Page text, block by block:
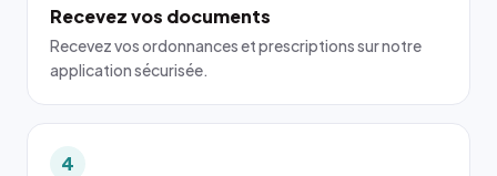
Recevez vos documents
Recevez vos ordonnances et prescriptions sur notre
application sécurisée.
4